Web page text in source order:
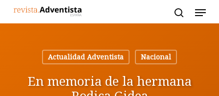
Actualidad Adventista
Nacional
En memoria de la hermana